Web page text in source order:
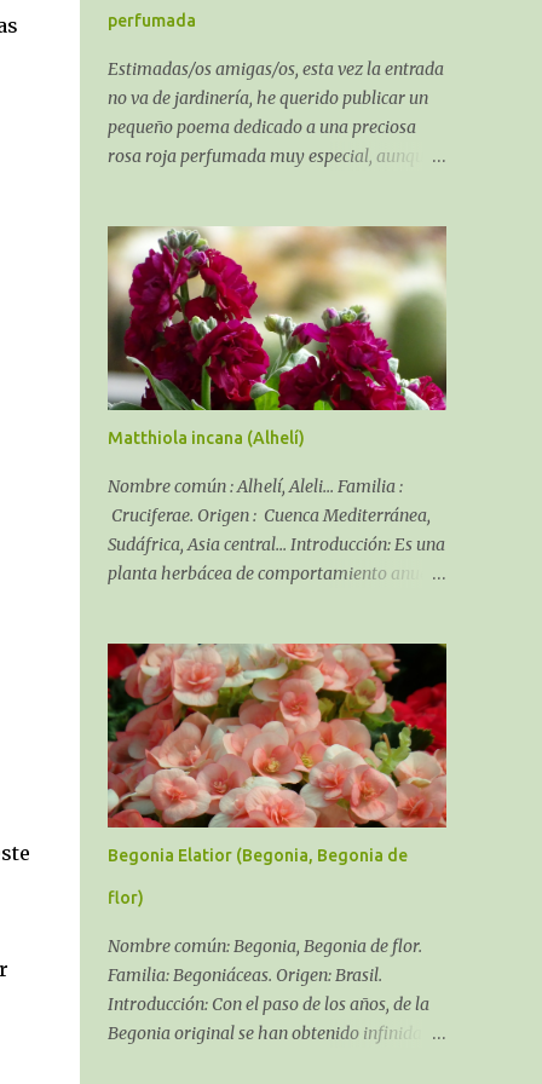
suelo.
perfumada
Estimadas/os amigas/os, esta vez la entrada
no va de jardinería, he querido publicar un
pequeño poema dedicado a una preciosa
rosa roja perfumada muy especial, aunque
Rosa perfumada:
Matthiola incana (Alhelí)
Nombre común : Alhelí, Aleli... Familia :
Cruciferae. Origen : Cuenca Mediterránea,
Sudáfrica, Asia central... Introducción: Es una
planta herbácea de comportamiento anual,
pueda dar en tu zona. Soporta la salinidad y
los fuertes
Begonia Elatior (Begonia, Begonia de
flor)
Nombre común: Begonia, Begonia de flor.
Familia: Begoniáceas. Origen: Brasil.
Introducción: Con el paso de los años, de la
Begonia original se han obtenido infinidad